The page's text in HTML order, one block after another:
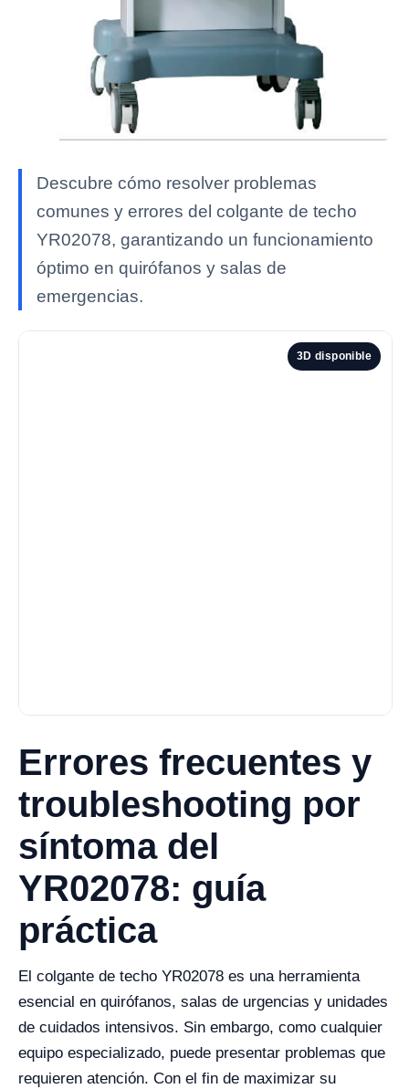
Descubre cómo resolver problemas
comunes y errores del colgante de techo
YR02078, garantizando un funcionamiento
óptimo en quirófanos y salas de
emergencias.
3D disponible
Errores frecuentes y
troubleshooting por
síntoma del
YR02078: guía
práctica
El colgante de techo YR02078 es una herramienta
esencial en quirófanos, salas de urgencias y unidades
de cuidados intensivos. Sin embargo, como cualquier
equipo especializado, puede presentar problemas que
requieren atención. Con el fin de maximizar su